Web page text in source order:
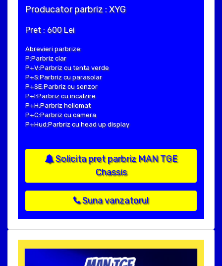
Producator parbriz : XYG
Pret : 600 Lei
Abrevieri parbrize:
P:Parbriz clar
P+V:Parbriz cu tenta verde
P+S:Parbriz cu parasolar
P+SE:Parbriz cu senzor
P+I:Parbriz cu incalzire
P+H:Parbriz heliomat
P+C:Parbriz cu camera
P+Hud:Parbriz cu head up display
Solicita pret parbriz MAN TGE
Chassis
Suna vanzatorul